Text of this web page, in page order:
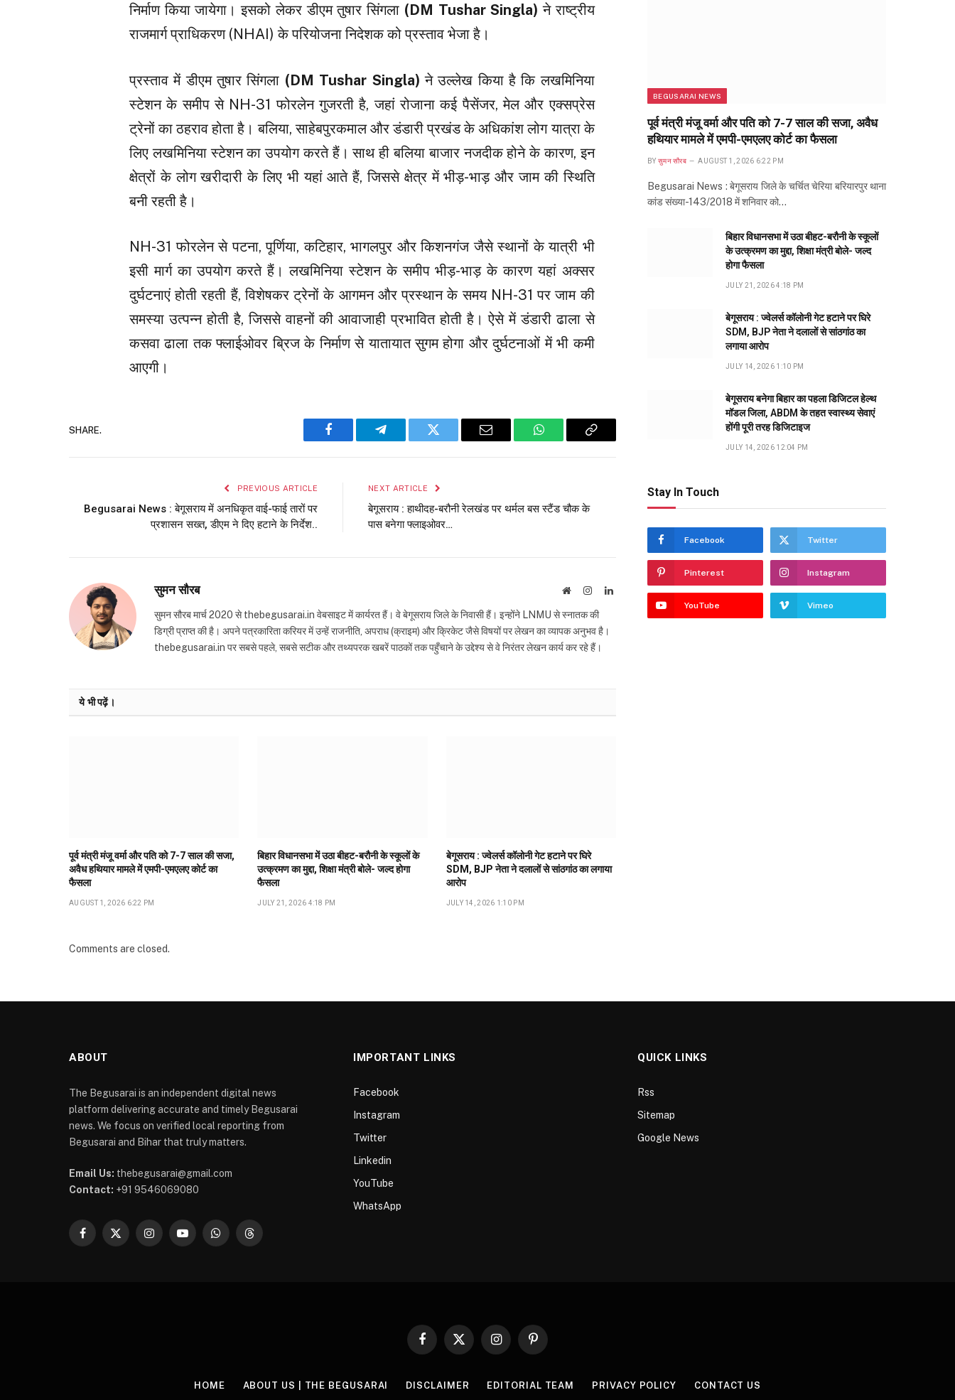
निर्माण किया जायेगा। इसको लेकर डीएम तुषार सिंगला (DM Tushar Singla) ने राष्ट्रीय
राजमार्ग प्राधिकरण (NHAI) के परियोजना निदेशक को प्रस्ताव भेजा है।​
प्रस्ताव में डीएम तुषार सिंगला (DM Tushar Singla) ने उल्लेख किया है कि लखमिनिया
स्टेशन के समीप से NH-31 फोरलेन गुजरती है, जहां रोजाना कई पैसेंजर, मेल और एक्सप्रेस
ट्रेनों का ठहराव होता है। बलिया, साहेबपुरकमाल और डंडारी प्रखंड के अधिकांश लोग यात्रा के
लिए लखमिनिया स्टेशन का उपयोग करते हैं। साथ ही बलिया बाजार नजदीक होने के कारण, इन
क्षेत्रों के लोग खरीदारी के लिए भी यहां आते हैं, जिससे क्षेत्र में भीड़-भाड़ और जाम की स्थिति
बनी रहती है।​
NH-31 फोरलेन से पटना, पूर्णिया, कटिहार, भागलपुर और किशनगंज जैसे स्थानों के यात्री भी
इसी मार्ग का उपयोग करते हैं। लखमिनिया स्टेशन के समीप भीड़-भाड़ के कारण यहां अक्सर
दुर्घटनाएं होती रहती हैं, विशेषकर ट्रेनों के आगमन और प्रस्थान के समय NH-31 पर जाम की
समस्या उत्पन्न होती है, जिससे वाहनों की आवाजाही प्रभावित होती है।​ ऐसे में डंडारी ढाला से
कसवा ढाला तक फ्लाईओवर ब्रिज के निर्माण से यातायात सुगम होगा और दुर्घटनाओं में भी कमी
आएगी।
SHARE.
Facebook Telegram Twitter Email WhatsAppCopy
PREVIOUS ARTICLE
Begusarai News : बेगूसराय में अनधिकृत वाई-फाई तारों पर
प्रशासन सख्त, डीएम ने दिए हटाने के निर्देश..
NEXT ARTICLE
बेगूसराय : हाथीदह-बरौनी रेलखंड पर थर्मल बस स्टैंड चौक के
पास बनेगा फ्लाइओवर…
सुमन सौरब WebsiteInstagramLinkedIn
सुमन सौरब मार्च 2020 से thebegusarai.in वेबसाइट में कार्यरत हैं। वे बेगूसराय जिले के निवासी हैं। इन्होंने LNMU से स्नातक की
डिग्री प्राप्त की है। अपने पत्रकारिता करियर में उन्हें राजनीति, अपराध (क्राइम) और क्रिकेट जैसे विषयों पर लेखन का व्यापक अनुभव है।
thebegusarai.in पर सबसे पहले, सबसे सटीक और तथ्यपरक खबरें पाठकों तक पहुँचाने के उद्देश्य से वे निरंतर लेखन कार्य कर रहे हैं।
ये भी पढ़ें।
पूर्व मंत्री मंजू वर्मा और पति को 7-7 साल की सजा,
अवैध हथियार मामले में एमपी-एमएलए कोर्ट का
फैसला
AUGUST 1, 2026 6:22 PM
बिहार विधानसभा में उठा बीहट-बरौनी के स्कूलों के
उत्क्रमण का मुद्दा, शिक्षा मंत्री बोले- जल्द होगा
फैसला
JULY 21, 2026 4:18 PM
बेगूसराय : ज्वेलर्स कॉलोनी गेट हटाने पर घिरे
SDM, BJP नेता ने दलालों से सांठगांठ का लगाया
आरोप
JULY 14, 2026 1:10 PM
Comments are closed.
BEGUSARAI NEWS
पूर्व मंत्री मंजू वर्मा और पति को 7-7 साल की सजा, अवैध
हथियार मामले में एमपी-एमएलए कोर्ट का फैसला
BY सुमन सौरब AUGUST 1, 2026 6:22 PM
Begusarai News : बेगूसराय जिले के चर्चित चेरिया बरियारपुर थाना
कांड संख्या-143/2018 में शनिवार को…
बिहार विधानसभा में उठा बीहट-बरौनी के स्कूलों
के उत्क्रमण का मुद्दा, शिक्षा मंत्री बोले- जल्द
होगा फैसला
JULY 21, 2026 4:18 PM
बेगूसराय : ज्वेलर्स कॉलोनी गेट हटाने पर घिरे
SDM, BJP नेता ने दलालों से सांठगांठ का
लगाया आरोप
JULY 14, 2026 1:10 PM
बेगूसराय बनेगा बिहार का पहला डिजिटल हेल्थ
मॉडल जिला, ABDM के तहत स्वास्थ्य सेवाएं
होंगी पूरी तरह डिजिटाइज
JULY 14, 2026 12:04 PM
Stay In Touch
Facebook Twitter
Pinterest Instagram
YouTube Vimeo
ABOUT
The Begusarai is an independent digital news
platform delivering accurate and timely Begusarai
news. We focus on verified local reporting from
Begusarai and Bihar that truly matters.
Email Us: thebegusarai@gmail.com
Contact: +91 9546069080
Facebook
X
InstagramYouTubeWhatsAppThreads
IMPORTANT LINKS
Facebook
Instagram
Twitter
Linkedin
YouTube
WhatsApp
QUICK LINKS
Rss
Sitemap
Google News
Facebook
X
InstagramPinterest
HOME ABOUT US | THE BEGUSARAI DISCLAIMER EDITORIAL TEAM PRIVACY POLICY CONTACT US